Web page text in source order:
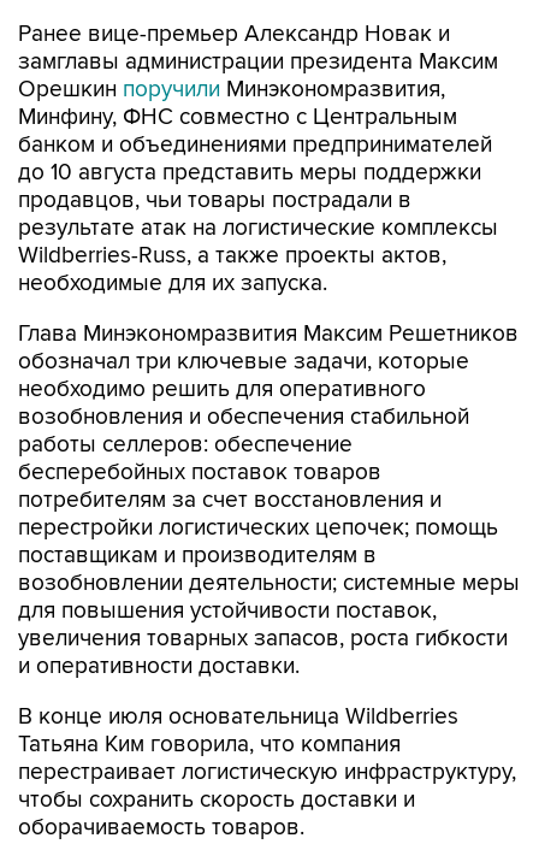
Ранее вице-премьер Александр Новак и
замглавы администрации президента Максим
Орешкин поручили Минэкономразвития,
Минфину, ФНС совместно с Центральным
банком и объединениями предпринимателей
до 10 августа представить меры поддержки
продавцов, чьи товары пострадали в
результате атак на логистические комплексы
Wildberries-Russ, а также проекты актов,
необходимые для их запуска.
Глава Минэкономразвития Максим Решетников
обозначал три ключевые задачи, которые
необходимо решить для оперативного
возобновления и обеспечения стабильной
работы селлеров: обеспечение
бесперебойных поставок товаров
потребителям за счет восстановления и
перестройки логистических цепочек; помощь
поставщикам и производителям в
возобновлении деятельности; системные меры
для повышения устойчивости поставок,
увеличения товарных запасов, роста гибкости
и оперативности доставки.
В конце июля основательница Wildberries
Татьяна Ким говорила, что компания
перестраивает логистическую инфраструктуру,
чтобы сохранить скорость доставки и
оборачиваемость товаров.